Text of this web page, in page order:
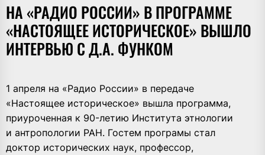
НА «РАДИО РОССИИ» В ПРОГРАММЕ
«НАСТОЯЩЕЕ ИСТОРИЧЕСКОЕ» ВЫШЛО
ИНТЕРВЬЮ С Д.А. ФУНКОМ
1 апреля на «Радио России» в передаче
«Настоящее историческое» вышла программа,
приуроченная к 90-летию Института этнологии
и антропологии РАН. Гостем програмы стал
доктор исторических наук, профессор,